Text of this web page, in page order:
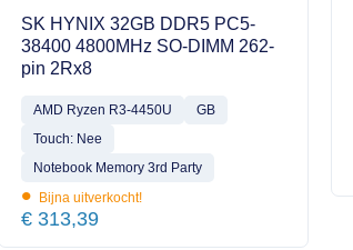
SK HYNIX 32GB DDR5 PC5-
38400 4800MHz SO-DIMM 262-
pin 2Rx8
AMD Ryzen R3-4450U
GB
Touch: Nee
Notebook Memory 3rd Party
• Bijna uitverkocht!
€ 313,39